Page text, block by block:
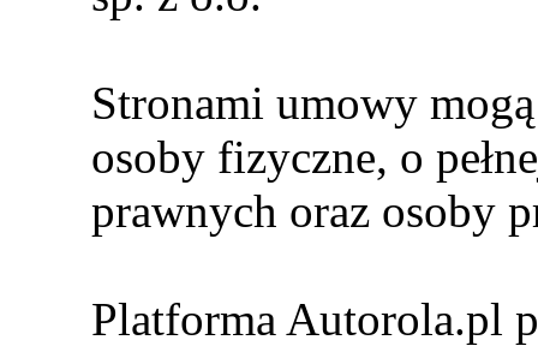
Stronami umowy
osoby fizyczne, o
prawnych oraz osoby
Platforma Autorola.pl